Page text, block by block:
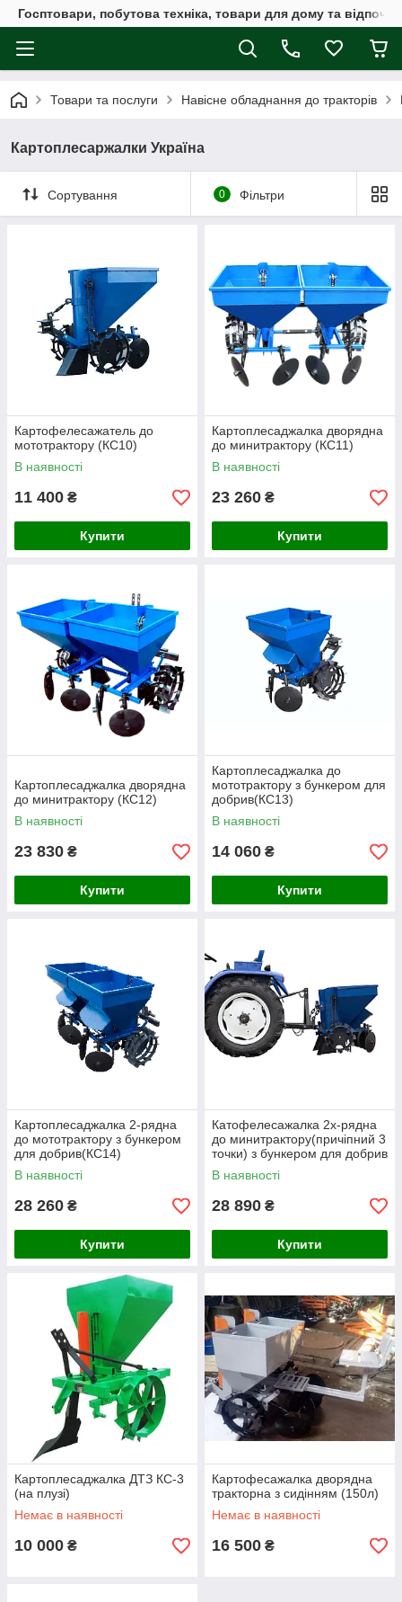
Госптовари, побутова техніка, товари для дому та
Товари та послуги Навісне обладнання до тракторів
Картоплесаржалки Україна
Сортування 0 Фільтри
Картофелесажатель до
мототрактору (КС10)
В наявності
11 400 ₴
Купити
Картоплесаджалка дворядна
до минитрактору (КС11)
В наявності
23 260 ₴
Купити
Картоплесаджалка дворядна
до минитрактору (КС12)
В наявності
23 830 ₴
Купити
Картоплесаджалка до
мототрактору з бункером для
добрив(КС13)
В наявності
14 060 ₴
Купити
Картоплесаджалка 2-рядна
до мототрактору з бункером
для добрив(КС14)
В наявності
28 260 ₴
Купити
Катофелесажалка 2х-рядна
до минитрактору(причіпний 3
точки) з бункером для добрив
(КС15)
В наявності
28 890 ₴
Купити
Картоплесаджалка ДТЗ КС-3
(на плузі)
Немає в наявності
10 000 ₴
Картофесажалка дворядна
тракторна з сидінням (150л)
Немає в наявності
16 500 ₴